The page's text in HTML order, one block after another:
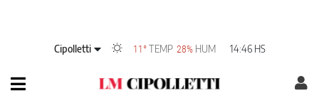
Cipolletti 11° TEMP 28% HUM 14:46 HS